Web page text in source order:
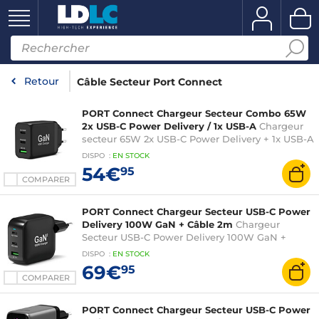
Retour Câble Secteur Port Connect
COMPARER
PORT Connect Chargeur Secteur Combo 65W
2x USB-C Power Delivery / 1x USB-A Chargeur
secteur 65W 2x USB-C Power Delivery + 1x USB-A
Quick Charge 3.0
DISPO : EN STOCK
54€95
COMPARER
PORT Connect Chargeur Secteur USB-C Power
Delivery 100W GaN + Câble 2m Chargeur
Secteur USB-C Power Delivery 100W GaN +
Câble 2m
DISPO : EN STOCK
69€95
PORT Connect Chargeur Secteur USB-C Power